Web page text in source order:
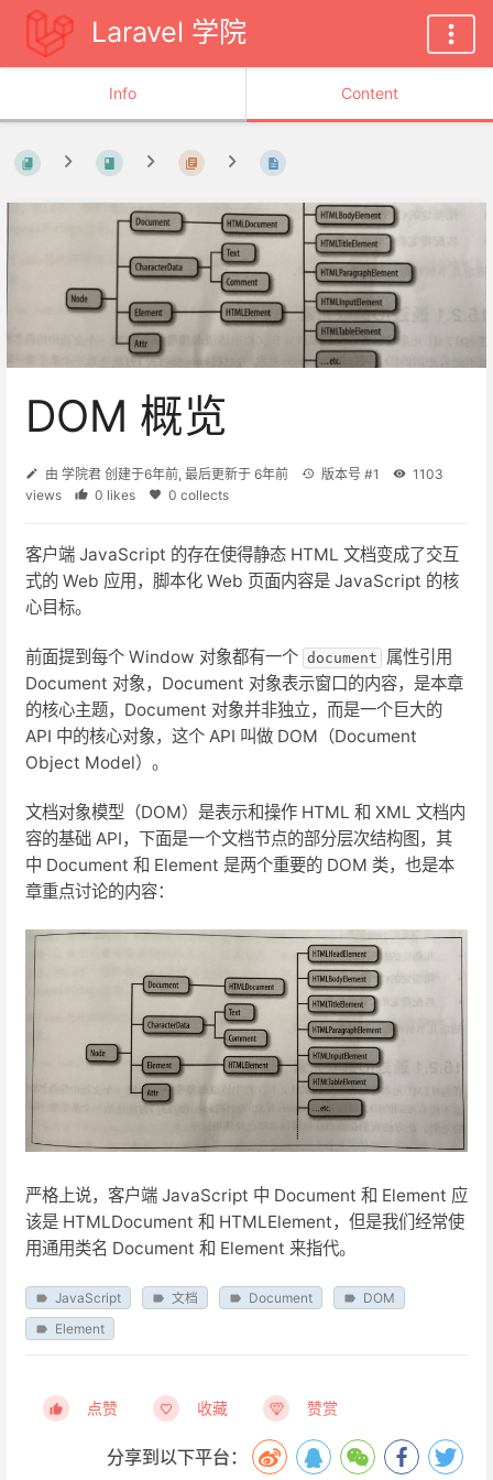
Laravel 学院
Info Content
DOM 概览
由 学院君 创建于6年前, 最后更新于 6年前 版本号 #1
1103
views
0 likes 0 collects
客户端 JavaScript 的存在使得静态 HTML 文档变成了交互
式的 Web 应用，脚本化 Web 页面内容是 JavaScript 的核
心目标。
前面提到每个 Window 对象都有一个 document
属性引用
Document 对象，Document 对象表示窗口的内容，是本章
的核心主题，Document 对象并非独立，而是一个巨大的
API 中的核心对象，这个 API 叫做 DOM（Document
Object Model）。
文档对象模型（DOM）是表示和操作 HTML 和 XML 文档内
容的基础 API，下面是一个文档节点的部分层次结构图，其
中 Document 和 Element 是两个重要的 DOM 类，也是本
章重点讨论的内容：
严格上说，客户端 JavaScript 中 Document 和 Element 应
该是 HTMLDocument 和 HTMLElement，但是我们经常使
用通用类名 Document 和 Element 来指代。
JavaScript 文档 Document
DOM
Element
点赞 收藏 赞赏
分享到以下平台：